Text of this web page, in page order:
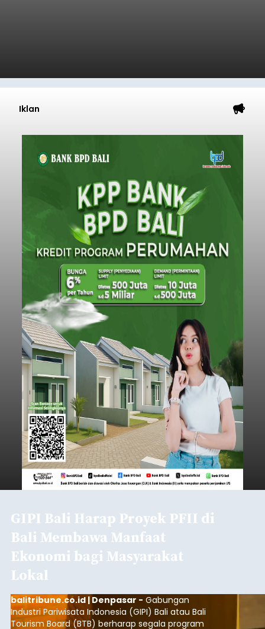
Iklan
GIPI Bali Harap Proyek PFII di
Bali Membawa Manfaat
Ekonomi bagi Masyarakat
Lokal
balitribune.co.id | Denpasar - Gabungan
Industri Pariwisata Indonesia (GIPI) Bali atau Bali
Tourism Board (BTB) berharap segala program